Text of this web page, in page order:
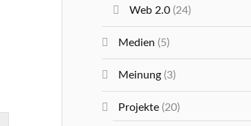
Web 2.0 (24)
Medien (5)
Meinung (3)
Projekte (20)